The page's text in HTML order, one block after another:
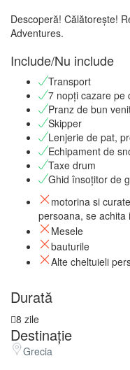
Descoperă! Călătorește!
Adventures.
Include/Nu include
Transport
7 nopți cazare pe
Pranz de bun
Skipper
Lenjerie de pat,
Echipament de
Taxe drum
Ghid însoțitor de
motorina si
persoana, se achita
Mesele
bauturile
Alte cheltuieli
Durată
8 zile
Destinație
Grecia